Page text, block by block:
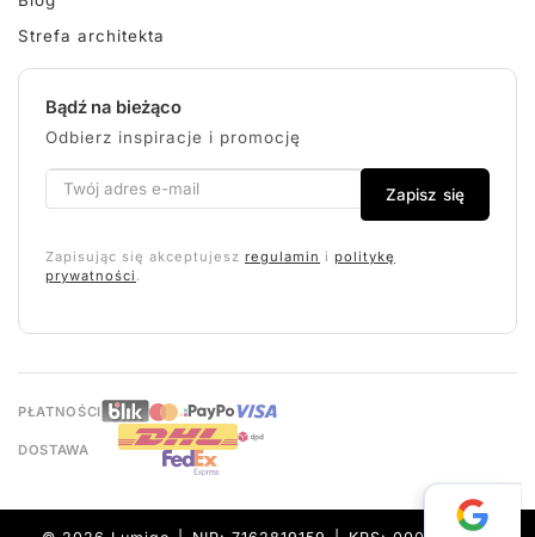
Strefa architekta
Bądź na bieżąco
Odbierz inspiracje i promocję
Zapisz się
Zapisując się akceptujesz regulamin i politykę
prywatności .
PŁATNOŚCI
DOSTAWA